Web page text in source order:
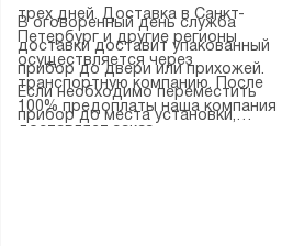
трех дней. Доставка в Санкт-
Петербург и другие регионы
осуществляется через
транспортную компанию. После
100% предоплаты наша компания
доставляет заказ
В оговоренный день служба
доставки доставит упакованный
прибор до двери или прихожей.
Если необходимо переместить
прибор до места установки,